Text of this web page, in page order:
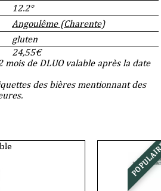
12.2°
Angoulême (Charente)
gluten
24,55€
mois de DLUO valable après la date
des bières mentionnant des